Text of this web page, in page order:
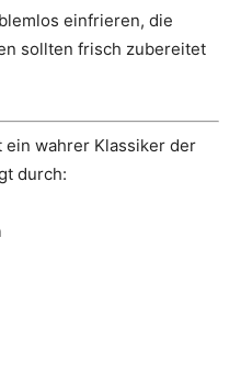
einfrieren, die
sollten frisch zubereitet
ein wahrer Klassiker der
durch: